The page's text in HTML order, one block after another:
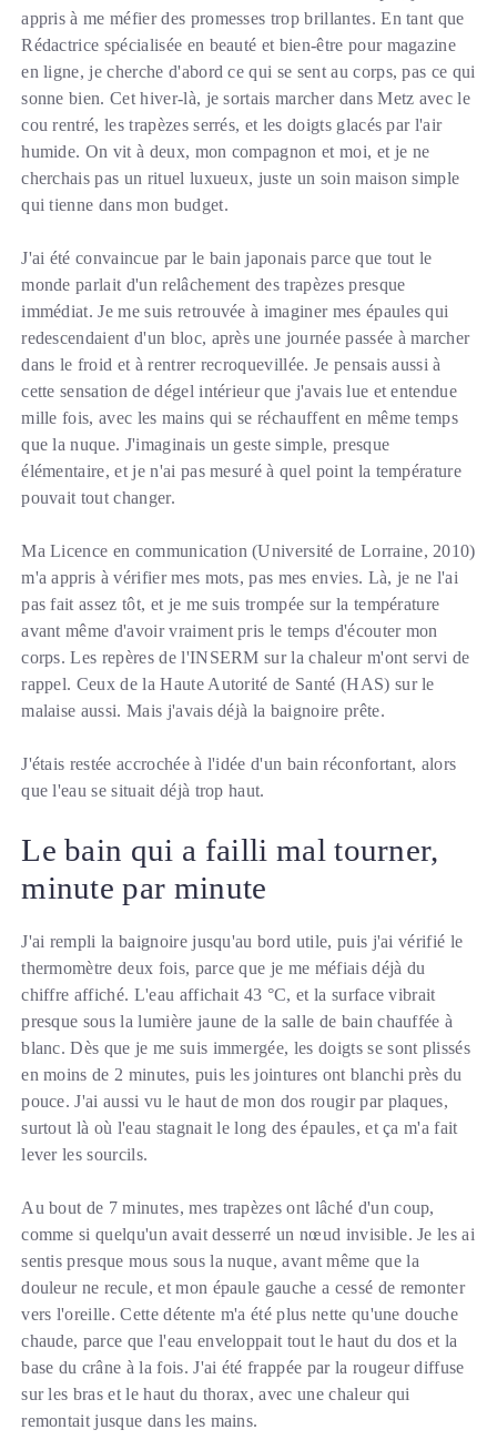
appris à me méfier des promesses trop brillantes. En tant que
Rédactrice spécialisée en beauté et bien-être pour magazine
en ligne, je cherche d'abord ce qui se sent au corps, pas ce qui
sonne bien. Cet hiver-là, je sortais marcher dans Metz avec le
cou rentré, les trapèzes serrés, et les doigts glacés par l'air
humide. On vit à deux, mon compagnon et moi, et je ne
cherchais pas un rituel luxueux, juste un soin maison simple
qui tienne dans mon budget.
J'ai été convaincue par le bain japonais parce que tout le
monde parlait d'un relâchement des trapèzes presque
immédiat. Je me suis retrouvée à imaginer mes épaules qui
redescendaient d'un bloc, après une journée passée à marcher
dans le froid et à rentrer recroquevillée. Je pensais aussi à
cette sensation de dégel intérieur que j'avais lue et entendue
mille fois, avec les mains qui se réchauffent en même temps
que la nuque. J'imaginais un geste simple, presque
élémentaire, et je n'ai pas mesuré à quel point la température
pouvait tout changer.
Ma Licence en communication (Université de Lorraine, 2010)
m'a appris à vérifier mes mots, pas mes envies. Là, je ne l'ai
pas fait assez tôt, et je me suis trompée sur la température
avant même d'avoir vraiment pris le temps d'écouter mon
corps. Les repères de l'INSERM sur la chaleur m'ont servi de
rappel. Ceux de la Haute Autorité de Santé (HAS) sur le
malaise aussi. Mais j'avais déjà la baignoire prête.
J'étais restée accrochée à l'idée d'un bain réconfortant, alors
que l'eau se situait déjà trop haut.
Le bain qui a failli mal tourner,
minute par minute
J'ai rempli la baignoire jusqu'au bord utile, puis j'ai vérifié le
thermomètre deux fois, parce que je me méfiais déjà du
chiffre affiché. L'eau affichait 43 °C, et la surface vibrait
presque sous la lumière jaune de la salle de bain chauffée à
blanc. Dès que je me suis immergée, les doigts se sont plissés
en moins de 2 minutes, puis les jointures ont blanchi près du
pouce. J'ai aussi vu le haut de mon dos rougir par plaques,
surtout là où l'eau stagnait le long des épaules, et ça m'a fait
lever les sourcils.
Au bout de 7 minutes, mes trapèzes ont lâché d'un coup,
comme si quelqu'un avait desserré un nœud invisible. Je les ai
sentis presque mous sous la nuque, avant même que la
douleur ne recule, et mon épaule gauche a cessé de remonter
vers l'oreille. Cette détente m'a été plus nette qu'une douche
chaude, parce que l'eau enveloppait tout le haut du dos et la
base du crâne à la fois. J'ai été frappée par la rougeur diffuse
sur les bras et le haut du thorax, avec une chaleur qui
remontait jusque dans les mains.